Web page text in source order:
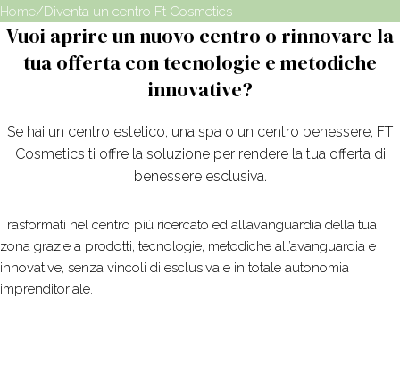
Home Diventa un centro Ft Cosmetics
Vuoi aprire un nuovo centro o rinnovare la
tua offerta con tecnologie e metodiche
innovative?
Se hai un centro estetico, una spa o un centro benessere, FT
Cosmetics ti offre la soluzione per rendere la tua offerta di
benessere esclusiva.
Trasformati nel centro più ricercato ed all’avanguardia della tua
zona grazie a prodotti, tecnologie, metodiche all’avanguardia e
innovative, senza vincoli di esclusiva e in totale autonomia
imprenditoriale.